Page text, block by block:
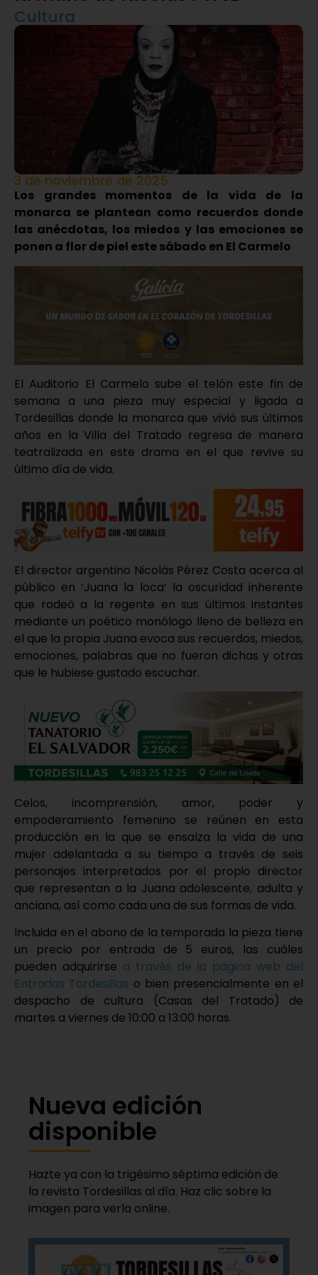
Cultura
3 de noviembre de 2025
Los grandes momentos de la vida de la
monarca se plantean como recuerdos donde
las anécdotas, los miedos y las emociones se
ponen a flor de piel este sábado en El Carmelo
El Auditorio El Carmelo sube el telón este fin de
semana a una pieza muy especial y ligada a
Tordesillas donde la monarca que vivió sus últimos
años en la Villa del Tratado regresa de manera
teatralizada en este drama en el que revive su
último día de vida.
El director argentino Nicolás Pérez Costa acerca al
público en ‘Juana la loca’ la oscuridad inherente
que rodeó a la regente en sus últimos instantes
mediante un poético monólogo lleno de belleza en
el que la propia Juana evoca sus recuerdos, miedos,
emociones, palabras que no fueron dichas y otras
que le hubiese gustado escuchar.
Celos, incomprensión, amor, poder y
empoderamiento femenino se reúnen en esta
producción en la que se ensalza la vida de una
mujer adelantada a su tiempo a través de seis
personajes interpretados por el propio director
que representan a la Juana adolescente, adulta y
anciana, así como cada una de sus formas de vida.
Incluida en el abono de la temporada la pieza tiene
un precio por entrada de 5 euros, las cuáles
pueden adquirirse a través de la página web del
Entradas Tordesillas o bien presencialmente en el
despacho de cultura (Casas del Tratado) de
martes a viernes de 10:00 a 13:00 horas.
Nueva edición
disponible
Hazte ya con la trigésimo séptima edición de
la revista Tordesillas al día. Haz clic sobre la
imagen para verla online.